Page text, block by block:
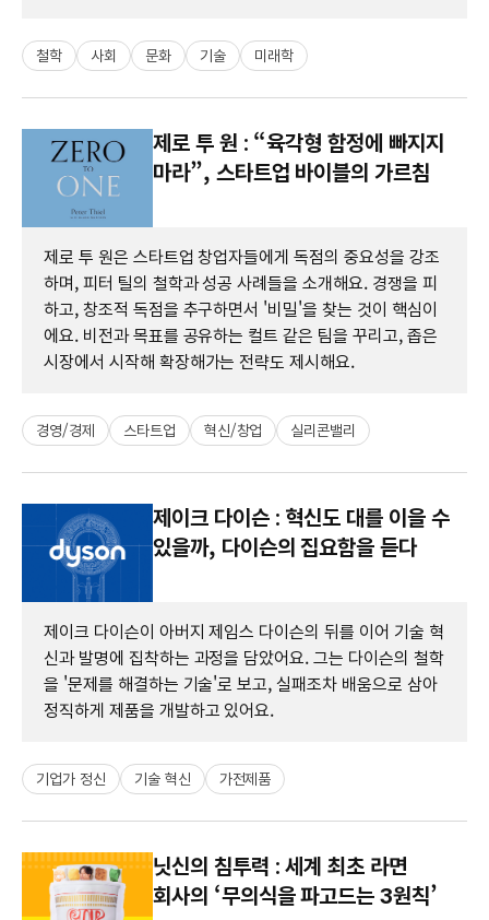
철학 사회 문화 기술 미래학
제로 투 원 : “육각형 함정에 빠지지
마라”, 스타트업 바이블의 가르침
제로 투 원은 스타트업 창업자들에게 독점의 중요성을 강조
하며, 피터 틸의 철학과 성공 사례들을 소개해요. 경쟁을 피
하고, 창조적 독점을 추구하면서 '비밀'을 찾는 것이 핵심이
에요. 비전과 목표를 공유하는 컬트 같은 팀을 꾸리고, 좁은
시장에서 시작해 확장해가는 전략도 제시해요.
경영/경제 스타트업 혁신/창업 실리콘밸리
제이크 다이슨 : 혁신도 대를 이을 수
있을까, 다이슨의 집요함을 듣다
제이크 다이슨이 아버지 제임스 다이슨의 뒤를 이어 기술 혁
신과 발명에 집착하는 과정을 담았어요. 그는 다이슨의 철학
을 '문제를 해결하는 기술'로 보고, 실패조차 배움으로 삼아
정직하게 제품을 개발하고 있어요.
기업가 정신 기술 혁신 가전제품
닛신의 침투력 : 세계 최초 라면
회사의 ‘무의식을 파고드는 3원칙’